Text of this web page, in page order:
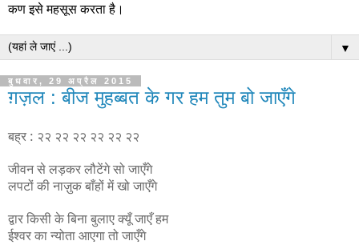
कण इसे महसूस करता है।
▼
बुधवार, 29 अप्रैल 2015
ग़ज़ल : बीज मुहब्बत के गर हम तुम बो जाएँगे
बह्र : २२ २२ २२ २२ २२ २२
जीवन से लड़कर लौटेंगे सो जाएँगे
लपटों की नाज़ुक बाँहों में खो जाएँगे
द्वार किसी के बिना बुलाए क्यूँ जाएँ हम
ईश्वर का न्योता आएगा तो जाएँगे